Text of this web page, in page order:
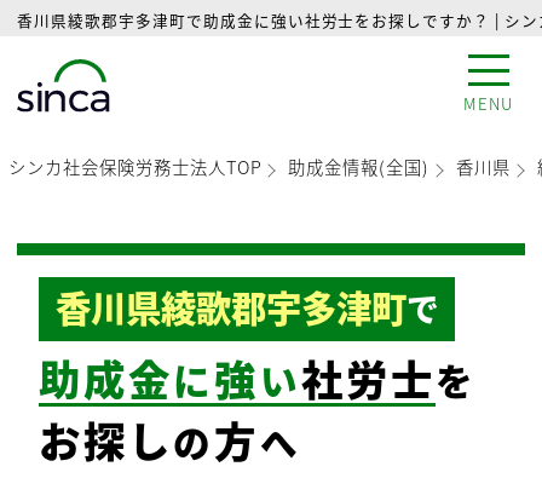
香川県綾歌郡宇多津町で助成金に強い社労士をお探しですか？ | シ
MENU
シンカ社会保険労務士法人TOP 助成金情報(全国) 香川県
香川県綾歌郡宇多津町で
助成金に強い社労士を
お探しの方へ